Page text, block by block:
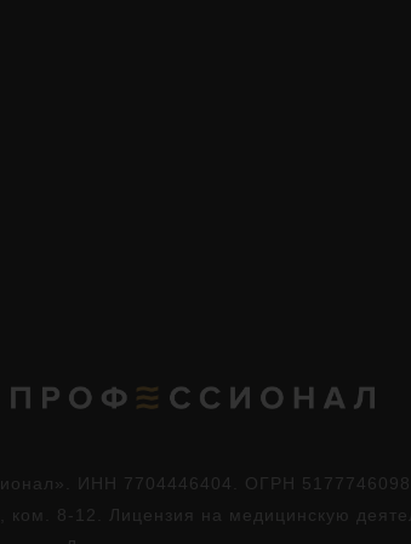
ИНН 7704446404. ОГРН
8-12. Лицензия на медицинскую